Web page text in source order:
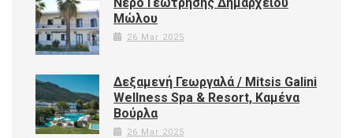
Μώλου
26 Mar 2025
Δεξαμενή Γεωργαλά / Mitsis Galini
Wellness Spa & Resort, Καμένα
Βούρλα
26 Mar 2025